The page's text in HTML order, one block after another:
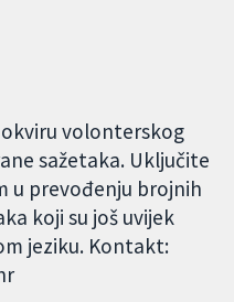
okviru volonterskog
sažetaka. Uključite
u prevođenju brojnih
koji su još uvijek
jeziku. Kontakt: